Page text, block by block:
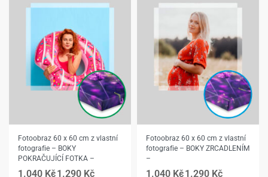
Fotoobraz 60 x 60 cm z vlastní
fotografie – BOKY
POKRAČUJÍCÍ FOTKA –
1.040 Kč1.290 Kč
Fotoobraz 60 x 60 cm z vlastní
fotografie – BOKY ZRCADLENÍM
–
1.040 Kč1.290 Kč